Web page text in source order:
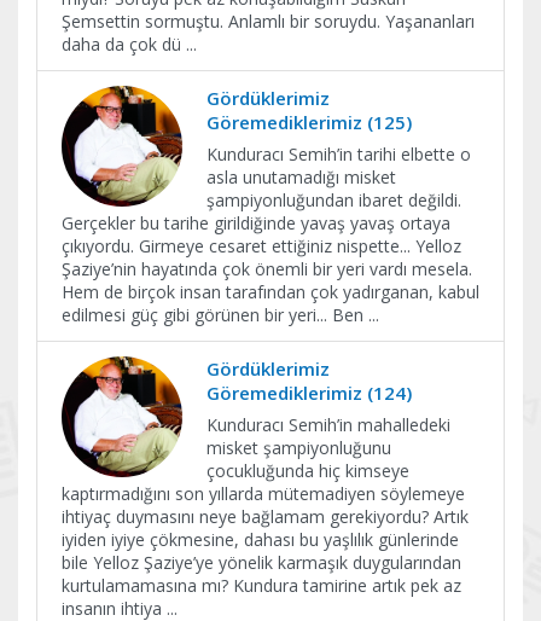
Şemsettin sormuştu. Anlamlı bir soruydu. Yaşananları
daha da çok dü ...
Gördüklerimiz
Göremediklerimiz (125)
Kunduracı Semih’in tarihi elbette o
asla unutamadığı misket
şampiyonluğundan ibaret değildi.
Gerçekler bu tarihe girildiğinde yavaş yavaş ortaya
çıkıyordu. Girmeye cesaret ettiğiniz nispette... Yelloz
Şaziye’nin hayatında çok önemli bir yeri vardı mesela.
Hem de birçok insan tarafından çok yadırganan, kabul
edilmesi güç gibi görünen bir yeri... Ben ...
Gördüklerimiz
Göremediklerimiz (124)
Kunduracı Semih’in mahalledeki
misket şampiyonluğunu
çocukluğunda hiç kimseye
kaptırmadığını son yıllarda mütemadiyen söylemeye
ihtiyaç duymasını neye bağlamam gerekiyordu? Artık
iyiden iyiye çökmesine, dahası bu yaşlılık günlerinde
bile Yelloz Şaziye’ye yönelik karmaşık duygularından
kurtulamamasına mı? Kundura tamirine artık pek az
insanın ihtiya ...